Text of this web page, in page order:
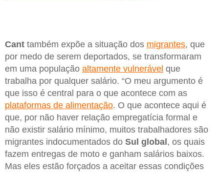
Cant também expõe a situação dos migrantes, que
por medo de serem deportados, se transformaram
em uma população altamente vulnerável que
trabalha por qualquer salário. “O meu argumento é
que isso é central para o que acontece com as
plataformas de alimentação. O que acontece aqui é
que, por não haver relação empregatícia formal e
não existir salário mínimo, muitos trabalhadores são
migrantes indocumentados do Sul global , os quais
fazem entregas de moto e ganham salários baixos.
Mas eles estão forçados a aceitar essas condições